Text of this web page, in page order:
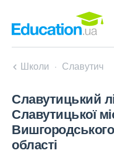
Школи Славутич
Славутицький
Славутицької
області